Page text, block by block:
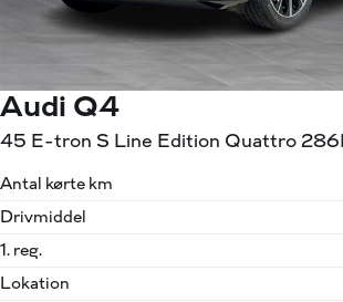
Audi Q4
45 E-tron S Line Edition Quattro
Antal kørte km
Drivmiddel
1. reg.
Lokation